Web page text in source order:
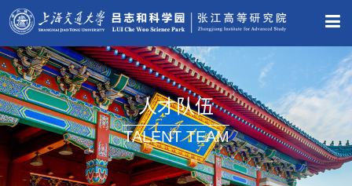
人才队伍
TALENT TEAM